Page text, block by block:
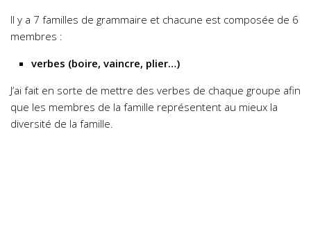
Il y a 7 familles de grammaire et chacune est composée de 6
membres :
verbes (boire, vaincre, plier…)
J’ai fait en sorte de mettre des verbes de chaque groupe afin
que les membres de la famille représentent au mieux la
diversité de la famille.